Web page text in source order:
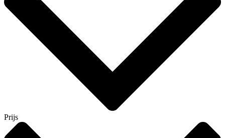
Prijs